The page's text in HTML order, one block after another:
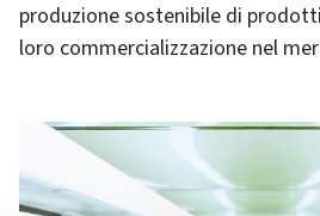
produzione sostenibile di
loro commercializzazione nel